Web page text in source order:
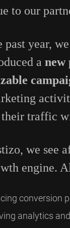
to our
past year,
a new
their traffic
we see
engine.
conversion
analytics